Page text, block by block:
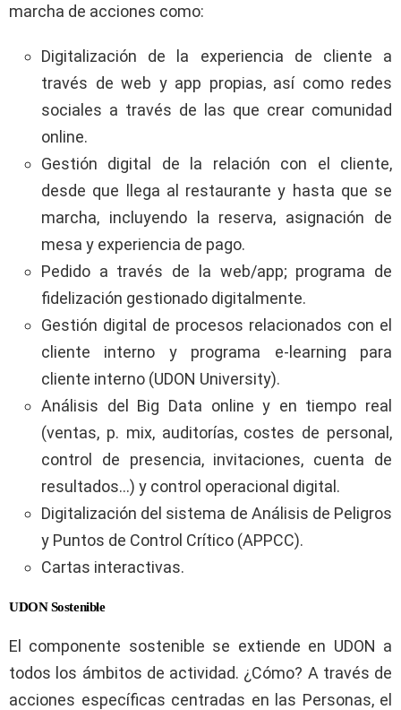
marcha de acciones como:
Digitalización de la experiencia de cliente a
través de web y app propias, así como redes
sociales a través de las que crear comunidad
online.
Gestión digital de la relación con el cliente,
desde que llega al restaurante y hasta que se
marcha, incluyendo la reserva, asignación de
mesa y experiencia de pago.
Pedido a través de la web/app; programa de
fidelización gestionado digitalmente.
Gestión digital de procesos relacionados con el
cliente interno y programa e-learning para
cliente interno (UDON University).
Análisis del Big Data online y en tiempo real
(ventas, p. mix, auditorías, costes de personal,
control de presencia, invitaciones, cuenta de
resultados…) y control operacional digital.
Digitalización del sistema de Análisis de Peligros
y Puntos de Control Crítico (APPCC).
Cartas interactivas.
UDON Sostenible
El componente sostenible se extiende en UDON a
todos los ámbitos de actividad. ¿Cómo? A través de
acciones específicas centradas en las Personas, el